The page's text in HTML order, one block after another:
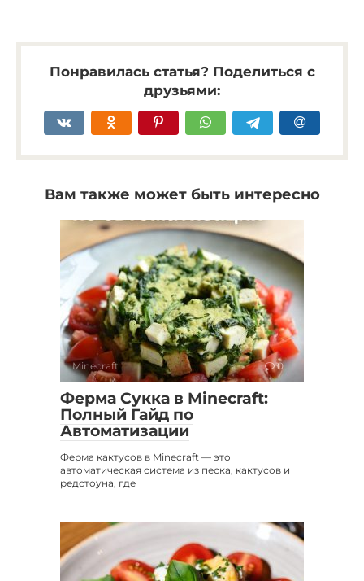
Понравилась статья? Поделиться с
друзьями:
Вам также может быть интересно
Minecraft 0
Ферма Сукка в Minecraft:
Полный Гайд по
Автоматизации
Ферма кактусов в Minecraft — это
автоматическая система из песка, кактусов и
редстоуна, где